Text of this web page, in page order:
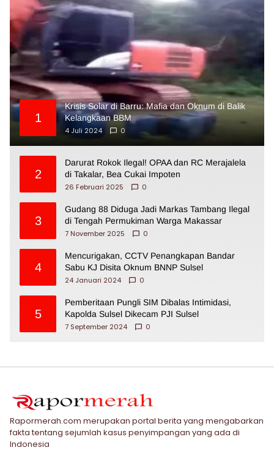
1
Krisis Solar di Barru: Mafia dan Oknum di Balik
Kelangkaan BBM
4 Juli 2024
0
2
Darurat Rokok Ilegal! OPAA dan RC Merajalela
di Takalar, Bea Cukai Impoten
26 Februari 2025
0
3
Gudang 88 Diduga Jadi Markas Tambang Ilegal
di Tengah Permukiman Warga Makassar
7 November 2025
0
4
Mencurigakan, CCTV Penangkapan Bandar
Sabu KJ Disita Oknum BNNP Sulsel
24 Januari 2024
0
5
Pemberitaan Pungli SIM Dibalas Intimidasi,
Kapolda Sulsel Dikecam PJI Sulsel
7 September 2024
0
Rapormerah.com merupakan portal berita yang mengabarkan
fakta tentang sejumlah kasus penyimpangan yang ada di
Indonesia